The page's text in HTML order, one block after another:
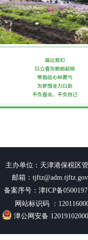
主办单位：天津港保税区
邮箱：
备案序号：津ICP备
网站标识码 ：
津公网安备